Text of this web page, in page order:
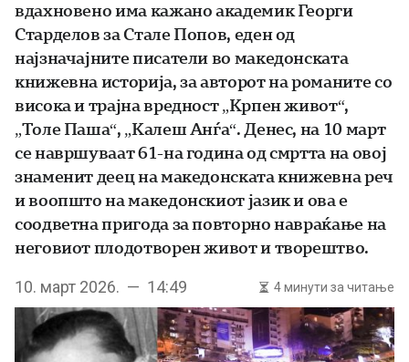
вдахновено има кажано академик Георги
Старделов за Стале Попов, еден од
најзначајните писатели во македонската
книжевна историја, за авторот на романите со
висока и трајна вредност „Крпен живот“,
„Толе Паша“, „Калеш Анѓа“. Денес, на 10 март
се навршуваат 61-на година од смртта на овој
знаменит деец на македонската книжевна реч
и воопшто на македонскиот јазик и ова е
соодветна пригода за повторно навраќање на
неговиот плодотворен живот и творештво.
10. март 2026. — 14:49 4 минути за читање